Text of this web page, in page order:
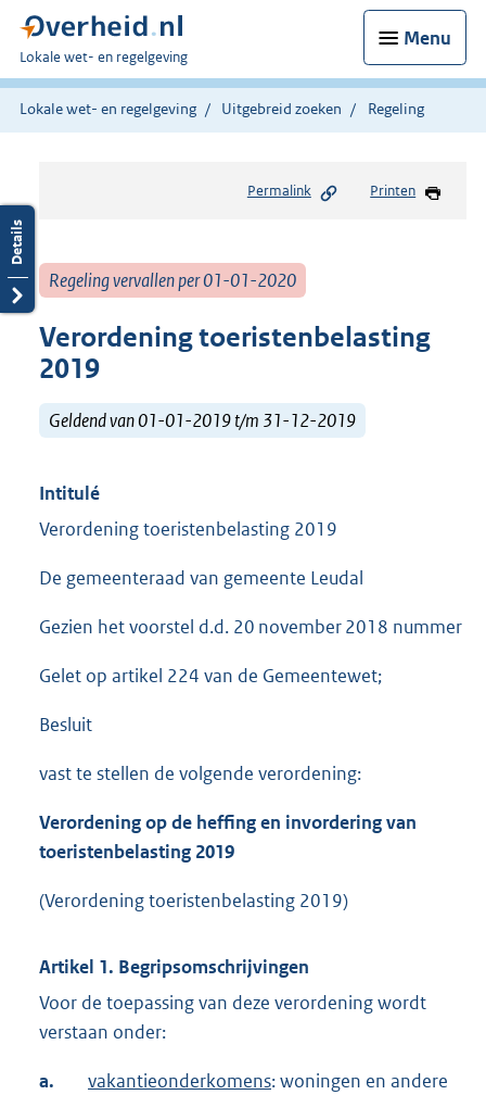
Menu
U
bent
hier:
Lokale wet- en regelgeving
Lokale wet- en regelgeving Uitgebreid zoeken Regeling
Permalink Printen
Regeling vervallen per 01-01-2020
Verordening toeristenbelasting
2019
Geldend van 01-01-2019 t/m 31-12-2019
Intitulé
Verordening toeristenbelasting 2019
De gemeenteraad van gemeente Leudal
Gezien het voorstel d.d. 20 november 2018 nummer
Gelet op artikel 224 van de Gemeentewet;
Besluit
vast te stellen de volgende verordening:
Verordening op de heffing en invordering van
toeristenbelasting 2019
(Verordening toeristenbelasting 2019)
Artikel 1. Begripsomschrijvingen
Voor de toepassing van deze verordening wordt
verstaan onder:
a. vakantieonderkomens: woningen en andere